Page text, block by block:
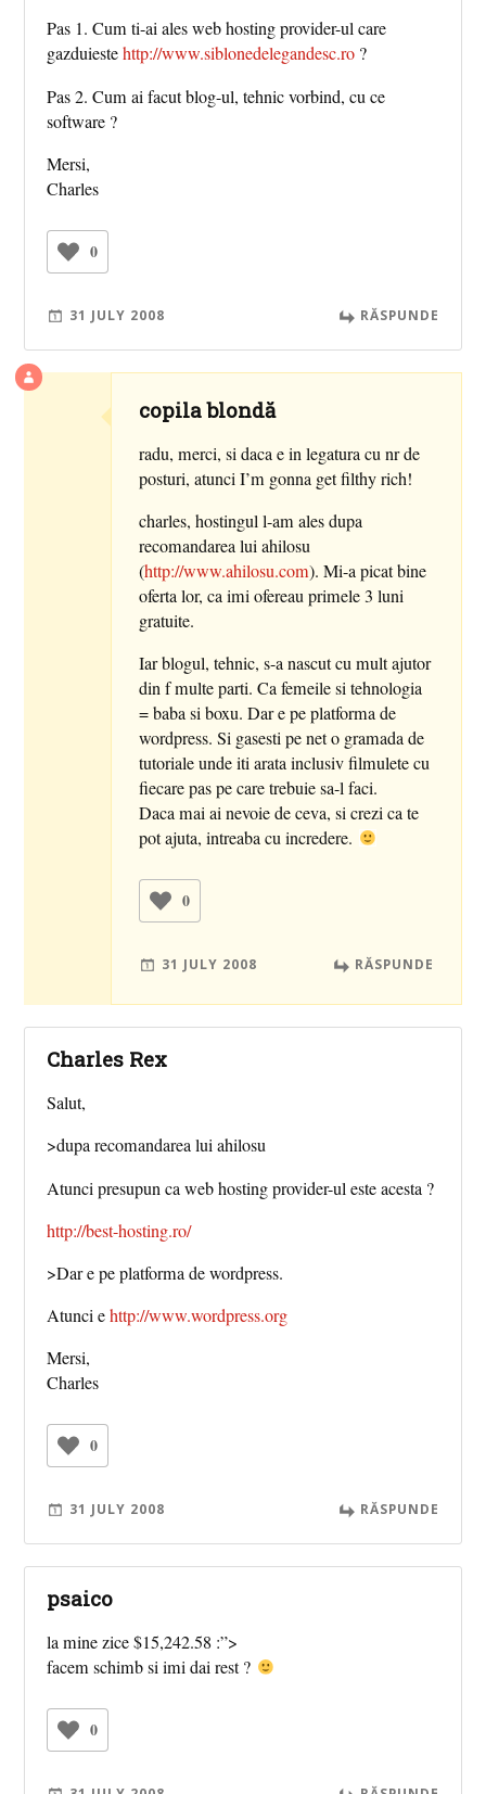
Pas 1. Cum ti-ai ales web hosting provider-ul care
gazduiestehttp://www.siblonedelegandesc.ro ?
Pas 2. Cum ai facut blog-ul, tehnic vorbind, cu ce
software ?
Mersi,
Charles
0
31 JULY 2008 RĂSPUNDE
copila blondă
radu, merci, si daca e in legatura cu nr de
posturi, atunci I’m gonna get filthy rich!
charles, hostingul l-am ales dupa
recomandarea lui ahilosu
(http://www.ahilosu.com). Mi-a picat bine
oferta lor, ca imi ofereau primele 3 luni
gratuite.
Iar blogul, tehnic, s-a nascut cu mult ajutor
din f multe parti. Ca femeile si tehnologia
= baba si boxu. Dar e pe platforma de
wordpress. Si gasesti pe net o gramada de
tutoriale unde iti arata inclusiv filmulete cu
fiecare pas pe care trebuie sa-l faci.
Daca mai ai nevoie de ceva, si crezi ca te
pot ajuta, intreaba cu incredere.
0
31 JULY 2008 RĂSPUNDE
Charles Rex
Salut,
>dupa recomandarea lui ahilosu
Atunci presupun ca web hosting provider-ul este acesta ?
http://best-hosting.ro/
>Dar e pe platforma de wordpress.
Atunci ehttp://www.wordpress.org
Mersi,
Charles
0
31 JULY 2008 RĂSPUNDE
psaico
la mine zice $15,242.58 :”>
facem schimb si imi dai rest ?
0